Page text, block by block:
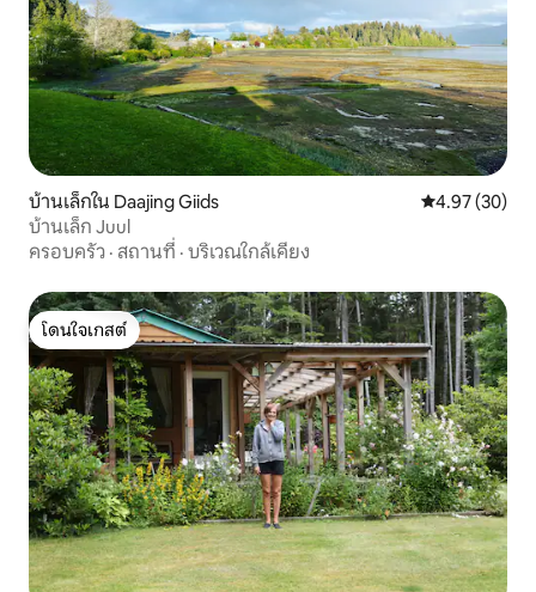
บ้านเล็กใน Daajing Giids คะแนนเฉลี่ย
4.97 (30)
บ้านเล็ก Juul
ครอบครัว · สถานที่ · บริเวณใกล้เคียง
โดนใจเกสต์
โดนใจเกสต์